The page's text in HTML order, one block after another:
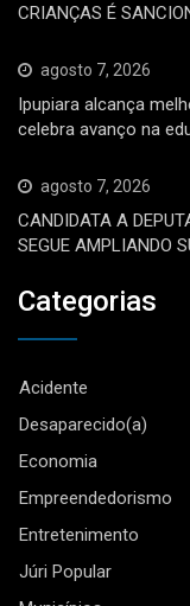
CRIANÇAS É
agosto 7, 2026
Ipupiara alcança
celebra avanço na
agosto 7, 2026
CANDIDATA A
SEGUE AMPLIANDO
Categorias
Acidente
Desaparecido(a)
Economia
Empreendedorismo
Entretenimento
Júri Popular